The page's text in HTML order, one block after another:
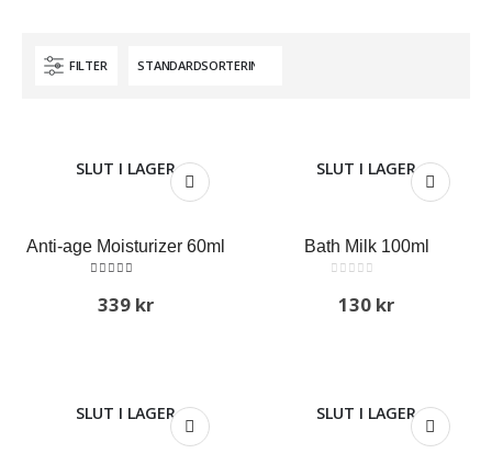
FILTER
SLUT I LAGER
Anti-age Moisturizer 60ml
339 kr
SLUT I LAGER
Bath Milk 100ml
130 kr
SLUT I LAGER SLUT I LAGER